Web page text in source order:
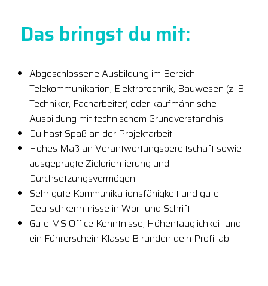
Das bringst du mit:
Abgeschlossene Ausbildung im Bereich
Telekommunikation, Elektrotechnik, Bauwesen (z. B.
Techniker, Facharbeiter) oder kaufmännische
Ausbildung mit technischem Grundverständnis
Du hast Spaß an der Projektarbeit
Hohes Maß an Verantwortungsbereitschaft sowie
ausgeprägte Zielorientierung und
Durchsetzungsvermögen
Sehr gute Kommunikationsfähigkeit und gute
Deutschkenntnisse in Wort und Schrift
Gute MS Office Kenntnisse, Höhentauglichkeit und
ein Führerschein Klasse B runden dein Profil ab